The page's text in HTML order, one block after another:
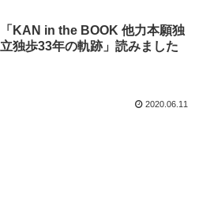
「KAN in the BOOK 他力本願独
立独歩33年の軌跡」読みました
2020.06.11